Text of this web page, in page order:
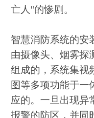
亡人"的惨剧。
智慧消防系统的安
由摄像头、烟雾探
组成的，系统集视
图等多项功能于一
应的。一旦出现异
报警的防区，并同